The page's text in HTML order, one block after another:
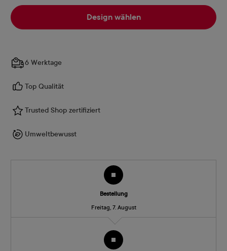
Design wählen
6 Werktage
Top Qualität
Trusted Shop zertifiziert
Umweltbewusst
Bestellung
Freitag, 7. August